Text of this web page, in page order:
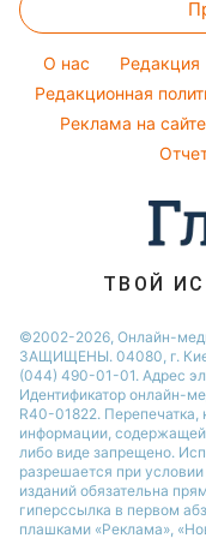
Потап
Советы от Андре
Новости Сум
Новости Днепра
Новости
Новости
Новости
Новости
Тесты по
Оптические
Народные
Все о шоу-бизнесе
O нас Редакция
Редакционная
Реклама на сайте
ТВОЙ
©2002-2026, Онлайн-
ЗАЩИЩЕНЫ. 04080, г.
(044) 490-01-01. Адрес
Идентификатор онлайн-
R40-01822. Перепечатка,
информации,
либо виде запрещено.
разрешается при
изданий обязательна
гиперссылка в первом
плашками «Реклама»,